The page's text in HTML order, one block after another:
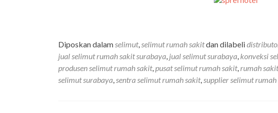
Diposkan dalamselimut,selimut rumah sakitdan dilabeli
jual selimut rumah sakit surabaya, jual selimut surabaya, konveksi
produsen selimut rumah sakit,pusat selimut rumah sakit,rumah sakit
selimut surabaya,sentra selimut rumah sakit,supplier selimut